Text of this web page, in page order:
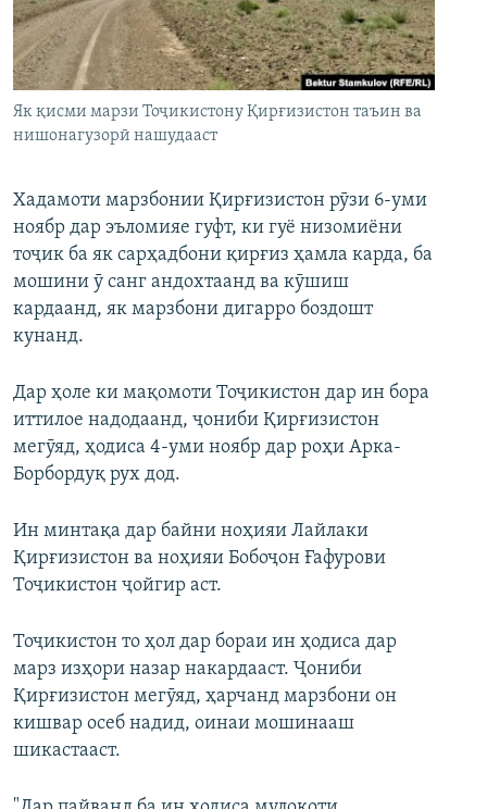
ГУЗОРИШҲОИ РАДИОӢ
Русский
Ҳамаи сомонаҳои RFE/RL
Як қисми марзи Тоҷикистону Қирғизистон таъин ва
нишонагузорӣ нашудааст
Хадамоти марзбонии Қирғизистон рӯзи 6-уми
ноябр дар эъломияе гуфт, ки гуё низомиёни
тоҷик ба як сарҳадбони қирғиз ҳамла карда, ба
мошини ӯ санг андохтаанд ва кӯшиш
кардаанд, як марзбони дигарро боздошт
кунанд.
Дар ҳоле ки мақомоти Тоҷикистон дар ин бора
иттилое надодаанд, ҷониби Қирғизистон
мегӯяд, ҳодиса 4-уми ноябр дар роҳи Арка-
Борбордуқ рух дод.
Ин минтақа дар байни ноҳияи Лайлаки
Қирғизистон ва ноҳияи Бобоҷон Ғафурови
Тоҷикистон ҷойгир аст.
Тоҷикистон то ҳол дар бораи ин ҳодиса дар
марз изҳори назар накардааст. Ҷониби
Қирғизистон мегӯяд, ҳарчанд марзбони он
кишвар осеб надид, оинаи мошинааш
шикастааст.